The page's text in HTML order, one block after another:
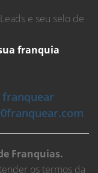
e seu selo de
franquia
franquear
Franquias.
os termos da